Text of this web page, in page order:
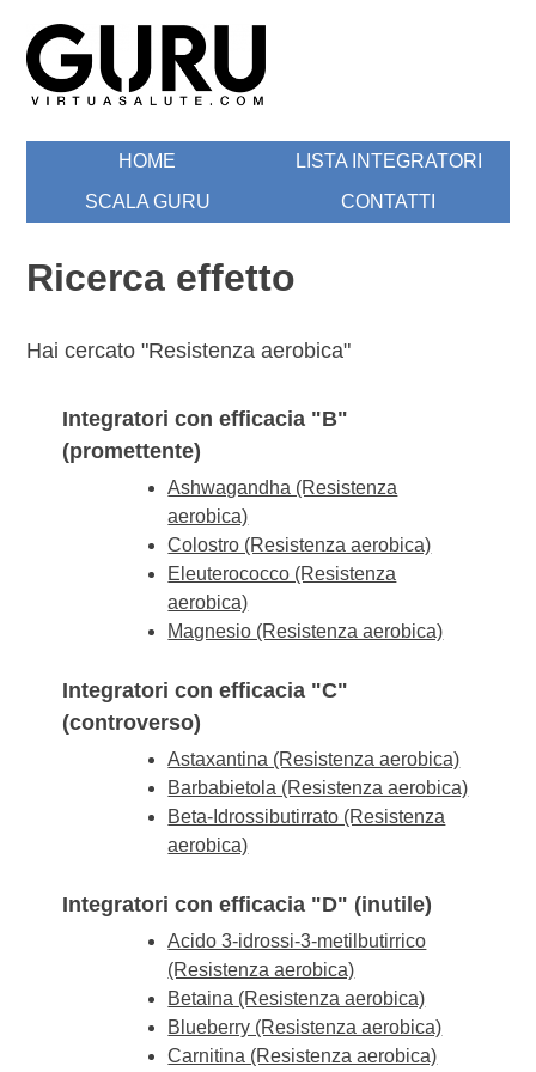
Skip
to
content
Guru by Virtuasalute
Motore Ricerca Integratori Alimentari
HOME
LISTA INTEGRATORI
SCALA GURU
CONTATTI
Ricerca effetto
Hai cercato "Resistenza aerobica"
Integratori con efficacia "B"
(promettente)
Ashwagandha (Resistenza
aerobica)
Colostro (Resistenza aerobica)
Eleuterococco (Resistenza
aerobica)
Magnesio (Resistenza aerobica)
Integratori con efficacia "C"
(controverso)
Astaxantina (Resistenza aerobica)
Barbabietola (Resistenza aerobica)
Beta-Idrossibutirrato (Resistenza
aerobica)
Integratori con efficacia "D" (inutile)
Acido 3-idrossi-3-metilbutirrico
(Resistenza aerobica)
Betaina (Resistenza aerobica)
Blueberry (Resistenza aerobica)
Carnitina (Resistenza aerobica)